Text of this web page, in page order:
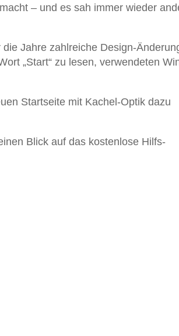
– und es sah immer wieder
Jahre zahlreiche Design-
„Start“ zu lesen, verwendeten
Startseite mit Kachel-Optik dazu
Blick auf das kostenlose Hilfs-